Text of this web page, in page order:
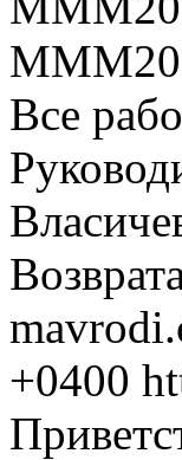
Все
+0400